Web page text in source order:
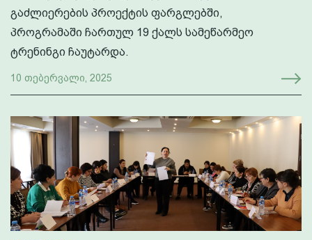
გაძლიერების პროექტის ფარგლებში,
პროგრამაში ჩართულ 19 ქალს სამეწარმეო
ტრენინგი ჩაუტარდა.
10 თებერვალი, 2025